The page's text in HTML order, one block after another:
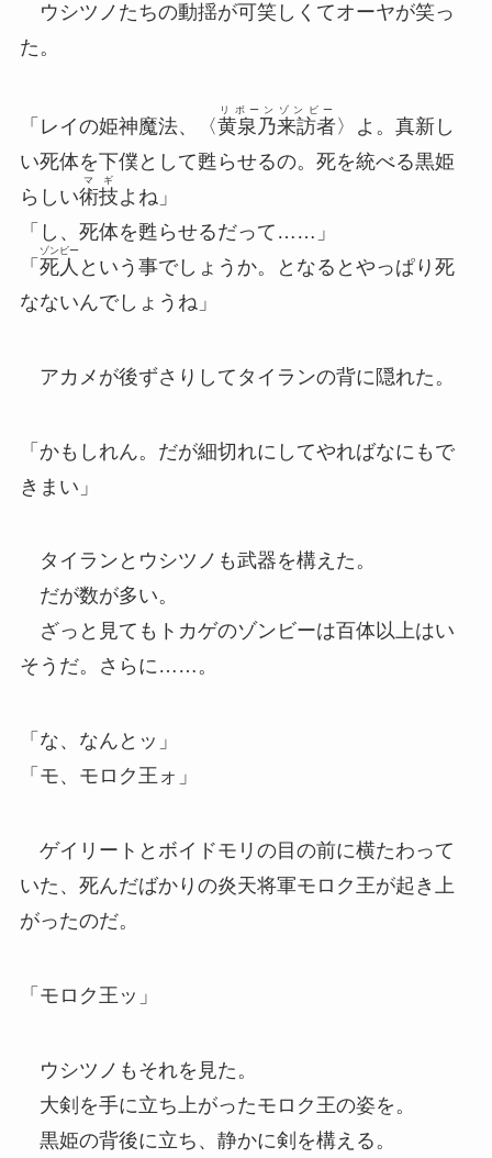
ウシツノたちの動揺が可笑しくてオーヤが笑っ
た。
「レイの姫神魔法、〈黄泉乃来訪者
リボーンゾンビー
〉よ。真新し
い死体を下僕として甦らせるの。死を統べる黒姫
らしい術技
マギ
よね」
「し、死体を甦らせるだって……」
「 死人
ゾンビー
という事でしょうか。となるとやっぱり死
なないんでしょうね」
アカメが後ずさりしてタイランの背に隠れた。
「かもしれん。だが細切れにしてやればなにもで
きまい」
タイランとウシツノも武器を構えた。
だが数が多い。
ざっと見てもトカゲのゾンビーは百体以上はい
そうだ。さらに……。
「な、なんとッ」
「モ、モロク王ォ」
ゲイリートとボイドモリの目の前に横たわって
いた、死んだばかりの炎天将軍モロク王が起き上
がったのだ。
「モロク王ッ」
ウシツノもそれを見た。
大剣を手に立ち上がったモロク王の姿を。
黒姫の背後に立ち、静かに剣を構える。